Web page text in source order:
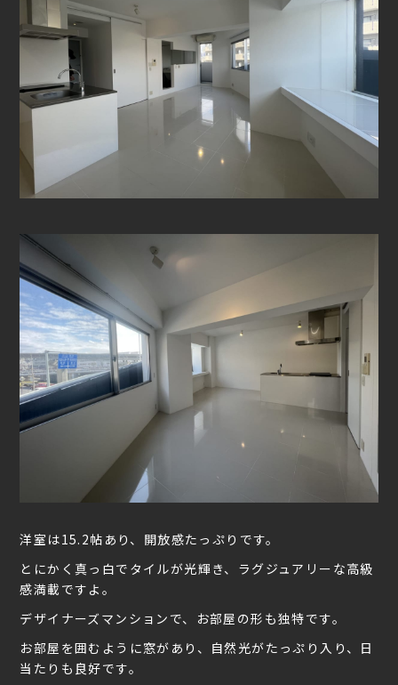
洋室は15.2帖あり、開放感たっぷりです。
とにかく真っ白でタイルが光輝き、ラグジュアリーな高級
感満載ですよ。
デザイナーズマンションで、お部屋の形も独特です。
お部屋を囲むように窓があり、自然光がたっぷり入り、日
当たりも良好です。